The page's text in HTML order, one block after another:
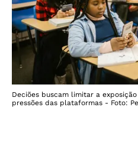
Deciões buscam limitar a
pressões das plataformas - Foto: